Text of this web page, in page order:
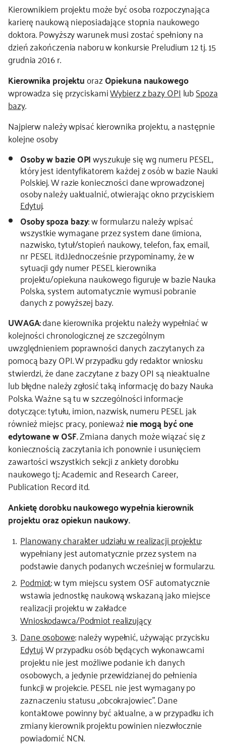
Kierownikiem projektu może być osoba rozpoczynająca
karierę naukową nieposiadające stopnia naukowego
doktora. Powyższy warunek musi zostać spełniony na
dzień zakończenia naboru w konkursie Preludium 12 tj. 15
grudnia 2016 r.
Kierownika projektuorazOpiekuna naukowego
wprowadza się przyciskamiWybierz z bazy OPI lubSpoza
bazy.
Najpierw należy wpisać kierownika projektu, a następnie
kolejne osoby
Osoby w bazie OPIwyszukuje się wg numeru PESEL,
który jest identyfikatorem każdej z osób w bazie Nauki
Polskiej. W razie konieczności dane wprowadzonej
osoby należy uaktualnić, otwierając okno przyciskiem
Edytuj.
Osoby spoza bazy: w formularzu należy wpisać
wszystkie wymagane przez system dane (imiona,
nazwisko, tytuł/stopień naukowy, telefon, fax, email,
nr PESEL itd.).Jednocześnie przypominamy, że w
sytuacji gdy numer PESEL kierownika
projektu/opiekuna naukowego figuruje w bazie Nauka
Polska, system automatycznie wymusi pobranie
danych z powyższej bazy.
UWAGA: dane kierownika projektu należy wypełniać w
kolejności chronologicznej ze szczególnym
uwzględnieniem poprawności danych zaczytanych za
pomocą bazy OPI. W przypadku gdy redaktor wniosku
stwierdzi, że dane zaczytane z bazy OPI są nieaktualne
lub błędne należy zgłosić taką informację do bazy Nauka
Polska. Ważne są tu w szczególności informacje
dotyczące: tytułu, imion, nazwisk, numeru PESEL jak
również miejsc pracy, ponieważnie mogą być one
edytowane w OSF.Zmiana danych może wiązać się z
koniecznością zaczytania ich ponownie i usunięciem
zawartości wszystkich sekcji z ankiety dorobku
naukowego tj.: Academic and Research Career,
Publication Record itd.
Ankietę dorobku naukowego wypełnia kierownik
projektu oraz opiekun naukowy.
Planowany charakter udziału w realizacji projektu:
wypełniany jest automatycznie przez system na
podstawie danych podanych wcześniej w formularzu.
Podmiot: w tym miejscu system OSF automatycznie
wstawia jednostkę naukową wskazaną jako miejsce
realizacji projektu w zakładce
Wnioskodawca/Podmiot realizujący
Dane osobowe: należy wypełnić, używając przycisku
Edytuj. W przypadku osób będących wykonawcami
projektu nie jest możliwe podanie ich danych
osobowych, a jedynie przewidzianej do pełnienia
funkcji w projekcie. PESEL nie jest wymagany po
zaznaczeniu statusu „obcokrajowiec”. Dane
kontaktowe powinny być aktualne, a w przypadku ich
zmiany kierownik projektu powinien niezwłocznie
powiadomić NCN.